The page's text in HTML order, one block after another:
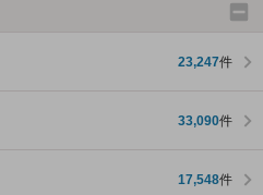
23,247件
33,090件
17,548件